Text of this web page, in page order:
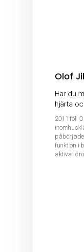
Olof
Har du
hjärta
2011 föll
funktion i
aktiva